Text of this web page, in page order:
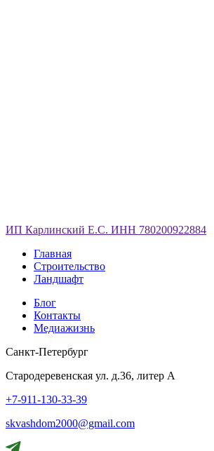
ИП Карлинский Е.С. ИНН 780200922884
Главная
Строительство
Ландшафт
Блог
Контакты
Медиажизнь
Санкт-Петербург
Стародеревенская ул. д.36, литер А
+7-911-130-33-39
skvashdom2000@gmail.com